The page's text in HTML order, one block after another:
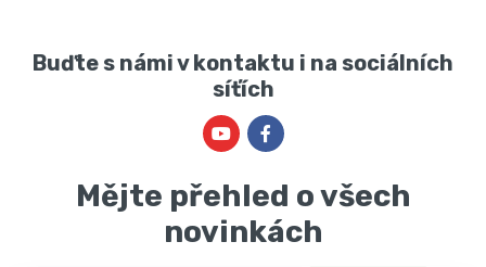
Buďte s námi v kontaktu i na sociálních
síťích
Mějte přehled o všech
novinkách